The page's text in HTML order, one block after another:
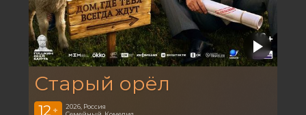
Старый орёл
12 +
2026, Россия